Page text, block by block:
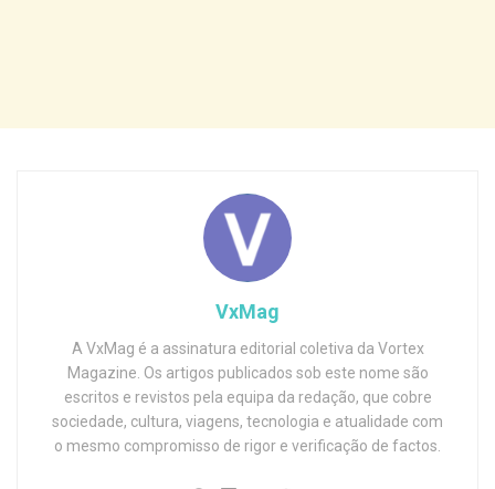
VxMag
A VxMag é a assinatura editorial coletiva da Vortex
Magazine. Os artigos publicados sob este nome são
escritos e revistos pela equipa da redação, que cobre
sociedade, cultura, viagens, tecnologia e atualidade com
o mesmo compromisso de rigor e verificação de factos.